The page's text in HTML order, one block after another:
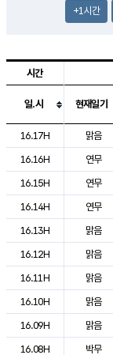
+1시간
도시별 기상실황표
시간
일.시 현재일기
16.17H
맑음
16.16H
연무
16.15H
연무
16.14H
연무
16.13H
맑음
16.12H
맑음
16.11H
맑음
16.10H
맑음
16.09H
맑음
16.08H
박무